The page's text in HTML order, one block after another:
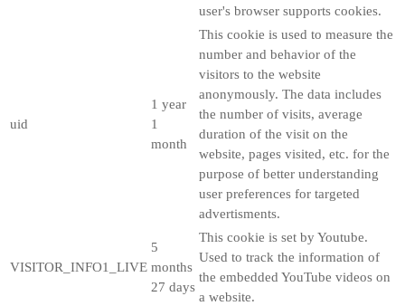
user's browser supports cookies.
uid
1 year
1
month
This cookie is used to measure the
number and behavior of the
visitors to the website
anonymously. The data includes
the number of visits, average
duration of the visit on the
website, pages visited, etc. for the
purpose of better understanding
user preferences for targeted
advertisments.
VISITOR_INFO1_LIVE
5
months
27 days
This cookie is set by Youtube.
Used to track the information of
the embedded YouTube videos on
a website.